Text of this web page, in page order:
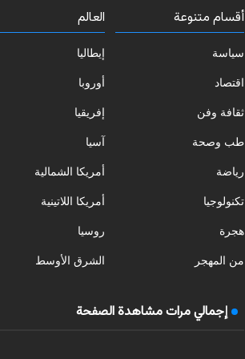
أقسام متنوعة
سياسة
اقتصاد
ثقافة وفن
طب وصحة
رياضة
تكنولوجيا
هجرة
من المهجر
العالم
إيطاليا
أوروبا
إفريقيا
آسيا
أمريكا الشمالية
أمريكا اللاتينية
روسيا
الشرق الأوسط
إجمالي مرات مشاهدة الصفحة